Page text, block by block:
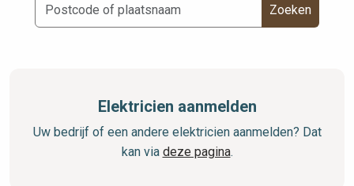
Zoeken
Elektricien aanmelden
Uw bedrijf of een andere elektricien aanmelden? Dat
kan via deze pagina.